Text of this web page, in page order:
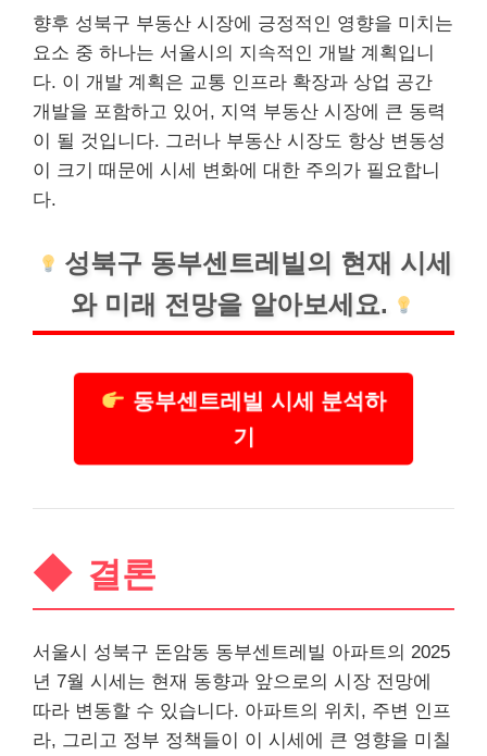
향후 성북구 부동산 시장에 긍정적인 영향을 미치는
요소 중 하나는 서울시의 지속적인 개발 계획입니
다. 이 개발 계획은 교통 인프라 확장과 상업 공간
개발을 포함하고 있어, 지역 부동산 시장에 큰 동력
이 될 것입니다. 그러나 부동산 시장도 항상 변동성
이 크기 때문에 시세 변화에 대한 주의가 필요합니
다.
성북구 동부센트레빌의 현재 시세
와 미래 전망을 알아보세요.
동부센트레빌 시세 분석하
기
결론
서울시 성북구 돈암동 동부센트레빌 아파트의 2025
년 7월 시세는 현재 동향과 앞으로의 시장 전망에
따라 변동할 수 있습니다. 아파트의 위치, 주변 인프
라, 그리고 정부 정책들이 이 시세에 큰 영향을 미칠